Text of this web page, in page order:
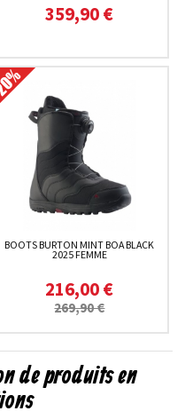
359,90 €
BOOTS BURTON MINT BOA BLACK
2025 FEMME
216,00 €
269,90 €
de produits en